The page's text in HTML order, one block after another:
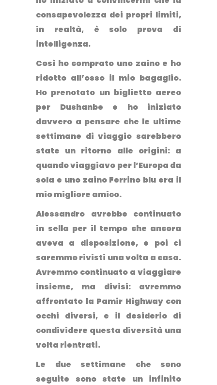
consapevolezza dei propri limiti,
in realtà, è solo prova di
intelligenza.
Così ho comprato uno zaino e ho
ridotto all’osso il mio bagaglio.
Ho prenotato un biglietto aereo
per Dushanbe e ho iniziato
davvero a pensare che le ultime
settimane di viaggio sarebbero
state un ritorno alle origini: a
quando viaggiavo per l’Europa da
sola e uno zaino Ferrino blu era il
mio migliore amico.
Alessandro avrebbe continuato
in sella per il tempo che ancora
aveva a disposizione, e poi ci
saremmo rivisti una volta a casa.
Avremmo continuato a viaggiare
insieme, ma divisi: avremmo
affrontato la Pamir Highway con
occhi diversi, e il desiderio di
condividere questa diversità una
volta rientrati.
Le due settimane che sono
seguite sono state un infinito